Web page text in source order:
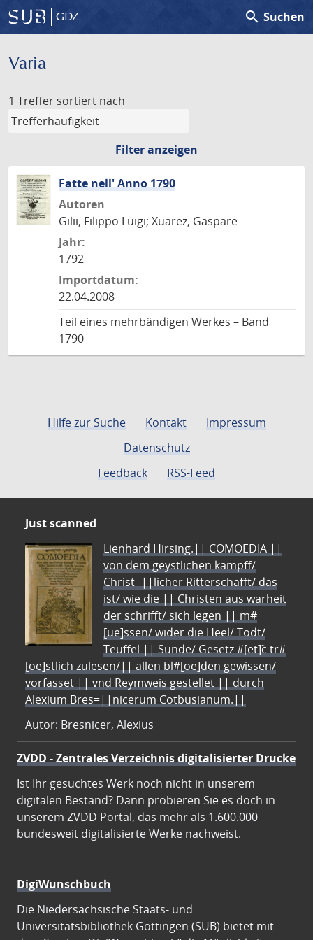
GDZ search Suchen
Varia
1 Treffer sortiert nach
Filter anzeigen
Fatte nell' Anno 1790
Autoren
Gilii, Filippo Luigi; Xuarez, Gaspare
Jahr:
1792
Importdatum:
22.04.2008
Teil eines mehrbändigen Werkes – Band
1790
Hilfe zur Suche Kontakt
Impressum
Datenschutz
Feedback
RSS-Feed
Just scanned
Lienhard Hirsing.|| COMOEDIA ||
von dem geystlichen kampff/
Christ=||licher Ritterschafft/ das
ist/ wie die || Christen aus warheit
der schrifft/ sich legen || m#
[ue]ssen/ wider die Heel/ Todt/
Teuffel || Sünde/ Gesetz #[et]c̃ tr#
[oe]stlich zulesen/|| allen bl#[oe]den gewissen/
vorfasset || vnd Reymweis gestellet || durch
Alexium Bres=||nicerum Cotbusianum.||
Autor: Bresnicer, Alexius
ZVDD - Zentrales Verzeichnis digitalisierter Drucke
Ist Ihr gesuchtes Werk noch nicht in unserem
digitalen Bestand? Dann probieren Sie es doch in
unserem ZVDD Portal, das mehr als 1.600.000
bundesweit digitalisierte Werke nachweist.
DigiWunschbuch
Die Niedersächsische Staats- und
Universitätsbibliothek Göttingen (SUB) bietet mit